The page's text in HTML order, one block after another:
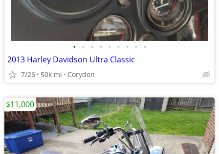
• • • • • • • • •
2013 Harley Davidson Ultra Classic
7/26 50k mi Corydon
$11,000